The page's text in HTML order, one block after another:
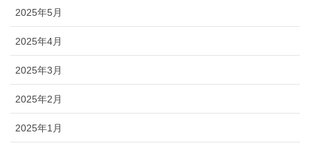
2025年5月
2025年4月
2025年3月
2025年2月
2025年1月